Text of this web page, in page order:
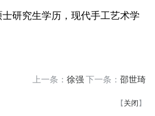
研究生学历，现代手工艺术学
上一条： 徐强 下一条： 邵世琦
【 关闭 】